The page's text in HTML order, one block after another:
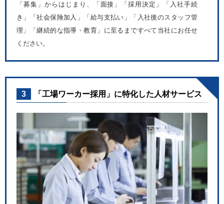
「募集」からはじまり、「面接」「採用決定」「入社手続
き」「社会保険加入」「給与支払い」「入社後のスタッフ管
理」「継続的な指導・教育」に至るまですべて当社にお任せ
ください。
3 「工場ワーカー採用」に特化した人材サービス